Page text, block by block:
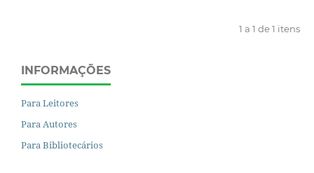
1 a 1 de 1 itens
INFORMAÇÕES
Para Leitores
Para Autores
Para Bibliotecários